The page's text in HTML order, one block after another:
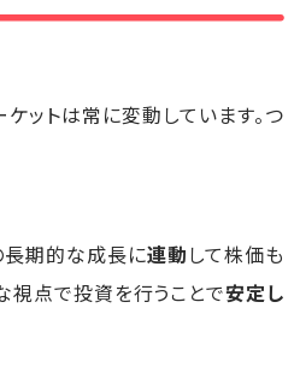
ットは常に変動しています。つ
長期的な成長に連動して株価も
視点で投資を行うことで安定し